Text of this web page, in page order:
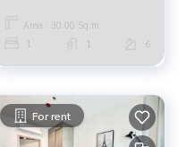
Area : 30.00 Sq.m.
1 1 6
For rent